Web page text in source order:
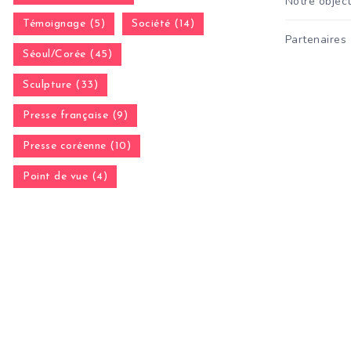
Témoignage (5) Société (14)
Séoul/Corée (45)
Sculpture (33)
Presse française (9)
Presse coréenne (10)
Point de vue (4)
Partenaires